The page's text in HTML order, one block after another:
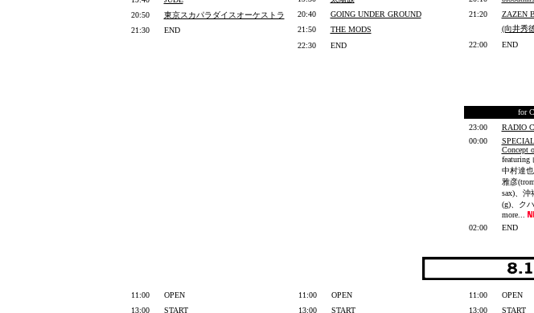
20:50
東京スカパラダイスオーケストラ
21:30
END
20:40
GOING UNDER GROUND
21:50
THE MODS
22:30
END
21:20
ZAZEN
(向井秀
22:00
END
for
23:00
RADIO
00:00
Concept
featuring
中村達也
雅彦
sax)、沖
(g)、ク
more...
02:00
END
11:00
OPEN
13:00
START
11:00
OPEN
13:00
START
11:00
OPEN
13:00
START